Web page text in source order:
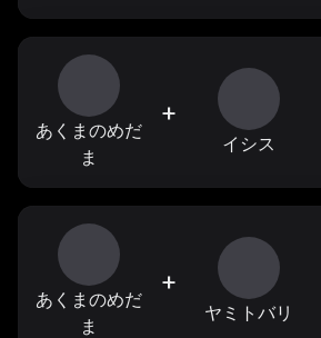
あくまのめだ
ま
+
イシス
あくまのめだ
ま
+
ヤミトバリ